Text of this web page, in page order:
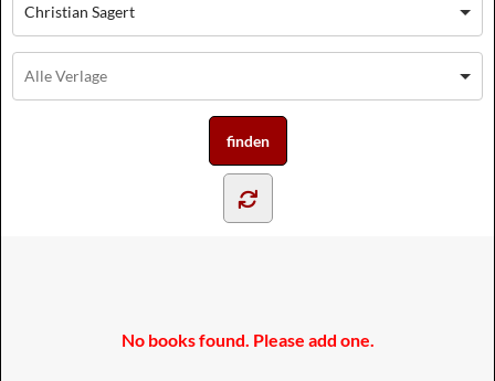
Christian Sagert
No books found. Please add one.